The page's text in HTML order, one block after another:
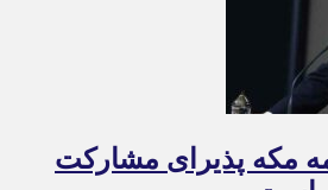
مکه پذیرای مشارکت